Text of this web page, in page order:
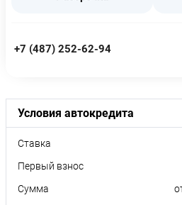
+7 (487) 252-62-94
Условия автокредита
Ставка
Первый взнос
Сумма